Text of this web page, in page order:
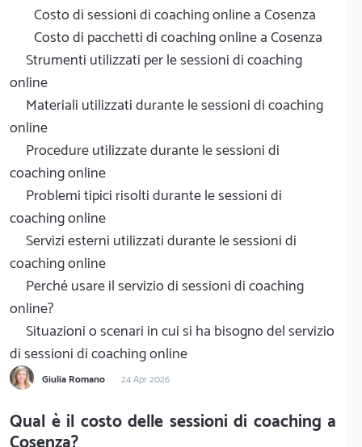
Costo di sessioni di coaching online a Cosenza
Costo di pacchetti di coaching online a Cosenza
Strumenti utilizzati per le sessioni di coaching
online
Materiali utilizzati durante le sessioni di coaching
online
Procedure utilizzate durante le sessioni di
coaching online
Problemi tipici risolti durante le sessioni di
coaching online
Servizi esterni utilizzati durante le sessioni di
coaching online
Perché usare il servizio di sessioni di coaching
online?
Situazioni o scenari in cui si ha bisogno del servizio
di sessioni di coaching online
Giulia Romano 24 Apr 2026
Qual è il costo delle sessioni di coaching a